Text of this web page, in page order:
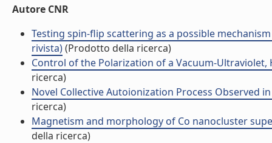
Autore CNR
Testing spin-flip scattering as a possible
rivista)(Prodotto della ricerca)
Control of the Polarization of a Vacuum-Ultraviolet,
ricerca)
Novel Collective Autoionization Process Observed
ricerca)
Magnetism and morphology of Co nanocluster
della ricerca)